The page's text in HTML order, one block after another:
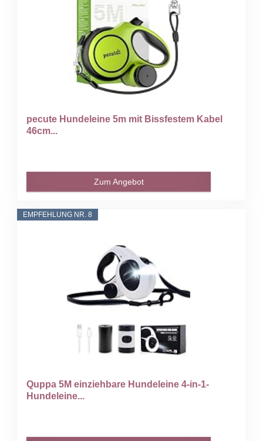
pecute Hundeleine 5m mit Bissfestem Kabel
46cm...
Zum Angebot
EMPFEHLUNG NR. 8
Quppa 5M einziehbare Hundeleine 4-in-1-
Hundeleine...